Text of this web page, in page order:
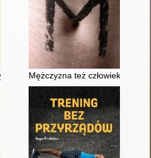
: to nie słabość, a siła
Mężczyzna też człowiek